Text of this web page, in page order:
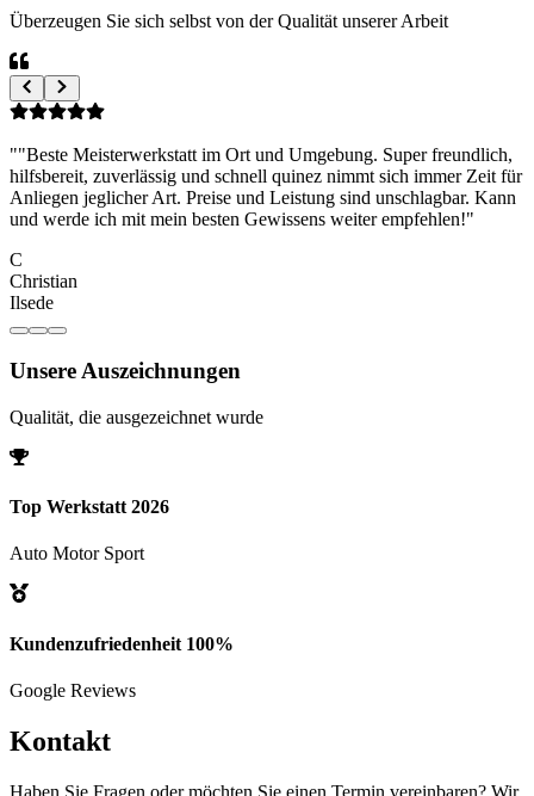
Überzeugen Sie sich selbst von der Qualität unserer Arbeit
"Herr Quinez ist äußerst kompetent und hört sich die
Fehleransprache des Kunden sehr genau an. Keine überheblichen
Schnellschüsse oder Arroganz gegenüber fragen, mögen sie noch so
einfältig erscheinen. Herr Quinez ist höflich und wirklich daran
schnell und zeitnah abzustellen. Meine Empfehlung ist Herr Quinez
allemal! 👍
S
Peine
Unsere Auszeichnungen
Top Werkstatt 2026